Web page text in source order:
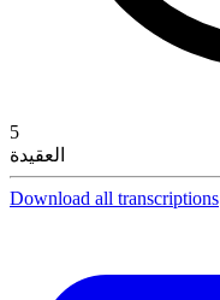
5
العقيدة
Download all transcriptions